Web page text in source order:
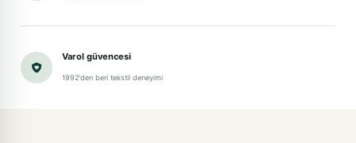
Varol güvencesi
1992'den beri tekstil deneyimi